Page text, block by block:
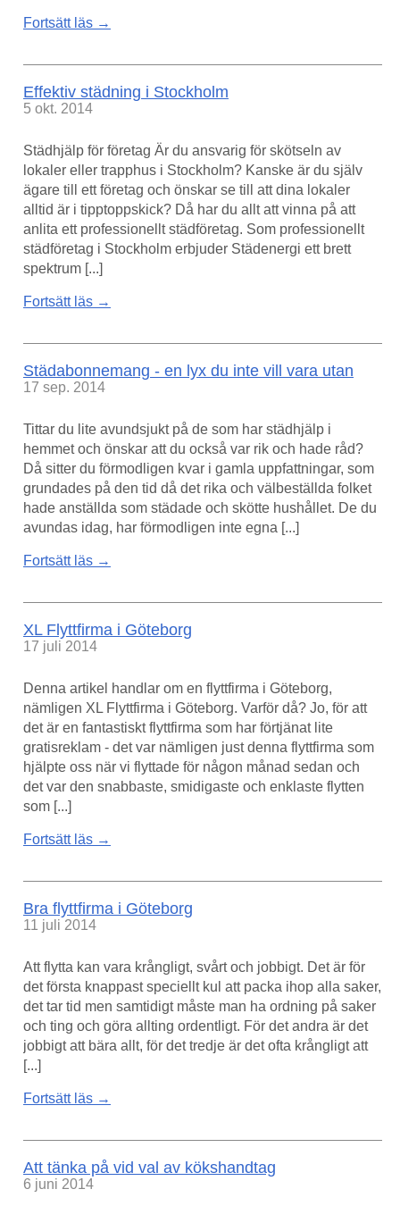
Fortsätt läs →
Effektiv städning i Stockholm
5 okt. 2014
Städhjälp för företag Är du ansvarig för skötseln av
lokaler eller trapphus i Stockholm? Kanske är du själv
ägare till ett företag och önskar se till att dina lokaler
alltid är i tipptoppskick? Då har du allt att vinna på att
anlita ett professionellt städföretag. Som professionellt
städföretag i Stockholm erbjuder Städenergi ett brett
spektrum [...]
Fortsätt läs →
Städabonnemang - en lyx du inte vill vara utan
17 sep. 2014
Tittar du lite avundsjukt på de som har städhjälp i
hemmet och önskar att du också var rik och hade råd?
Då sitter du förmodligen kvar i gamla uppfattningar, som
grundades på den tid då det rika och välbeställda folket
hade anställda som städade och skötte hushållet. De du
avundas idag, har förmodligen inte egna [...]
Fortsätt läs →
XL Flyttfirma i Göteborg
17 juli 2014
Denna artikel handlar om en flyttfirma i Göteborg,
nämligen XL Flyttfirma i Göteborg. Varför då? Jo, för att
det är en fantastiskt flyttfirma som har förtjänat lite
gratisreklam - det var nämligen just denna flyttfirma som
hjälpte oss när vi flyttade för någon månad sedan och
det var den snabbaste, smidigaste och enklaste flytten
som [...]
Fortsätt läs →
Bra flyttfirma i Göteborg
11 juli 2014
Att flytta kan vara krångligt, svårt och jobbigt. Det är för
det första knappast speciellt kul att packa ihop alla saker,
det tar tid men samtidigt måste man ha ordning på saker
och ting och göra allting ordentligt. För det andra är det
jobbigt att bära allt, för det tredje är det ofta krångligt att
[...]
Fortsätt läs →
Att tänka på vid val av kökshandtag
6 juni 2014